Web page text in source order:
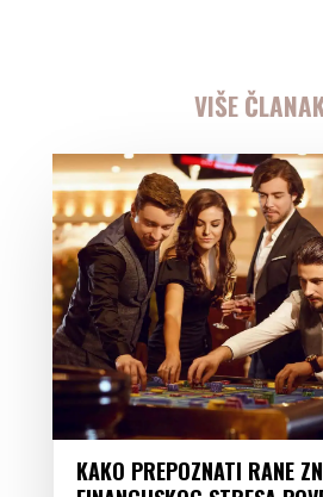
VIŠE
KAKO PREPOZNATI RANE